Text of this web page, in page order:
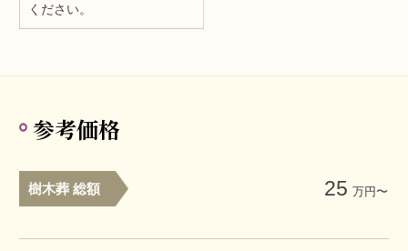
ください。
参考価格
樹木葬 総額 25 万円〜